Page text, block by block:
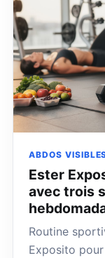
ABDOS
Ester
avec trois
Routine
Exposito